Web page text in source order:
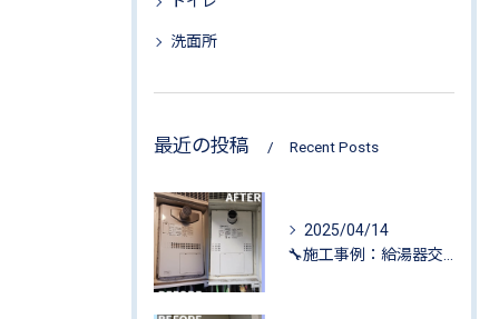
洗面所
最近の投稿 Recent Posts
2025/04/14